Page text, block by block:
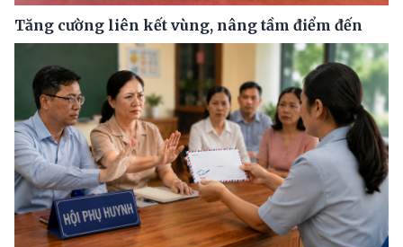
Tăng cường liên kết vùng, nâng tầm điểm đến